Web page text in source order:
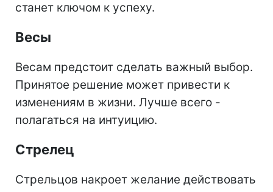
станет ключом к успеху.
Весы
Весам предстоит сделать важный выбор.
Принятое решение может привести к
изменениям в жизни. Лучше всего -
полагаться на интуицию.
Стрелец
Стрельцов накроет желание действовать